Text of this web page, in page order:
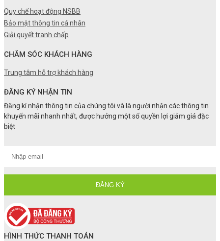
Quy chế hoạt động NSBB
Bảo mật thông tin cá nhân
Giải quyết tranh chấp
CHĂM SÓC KHÁCH HÀNG
Trung tâm hỗ trợ khách hàng
ĐĂNG KÝ NHẬN TIN
Đăng kí nhận thông tin của chúng tôi và là người nhận các thông tin
khuyến mãi nhanh nhất, được hưởng một số quyền lợi giảm giá đặc
biệt
HÌNH THỨC THANH TOÁN